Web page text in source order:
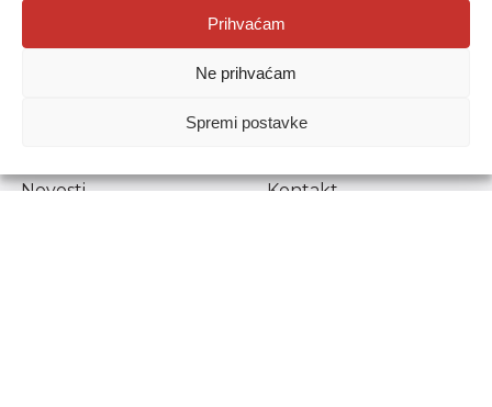
Prihvaćam
Ne prihvaćam
Spremi postavke
Agencija za odgoj i obrazovanje
Donje Svetice 38, 10000 Zagreb
1778129
Prenošenje sadržaja dopušteno je uz navođenje izvora.
Novosti
Kontakt